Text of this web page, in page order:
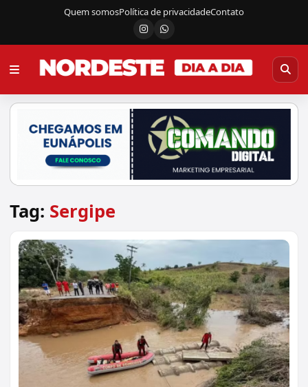
Quem somosPolítica de privacidadeContato
InstagramCanal do WhatsApp
Tag: Sergipe